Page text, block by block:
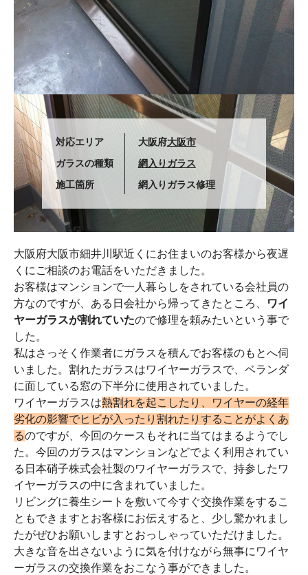
対応エリア 大阪府大阪市
ガラスの種類
網入りガラス
施工箇所
網入りガラス修理
大阪府大阪市細井川駅近くにお住まいのお客様から夜遅
くにご相談のお電話をいただきました。
お客様はマンションで一人暮らしをされている会社員の
方なのですが、ある日会社から帰ってきたところ、
ワイ
ヤーガラスが割れていたので修理を頼みたいという事で
した。
私はさっそく作業者にガラスを積んでお客様のもとへ伺
いました。割れたガラスはワイヤーガラスで、ベランダ
に面している窓の下半分に使用されていました。
ワイヤーガラスは熱割れを起こしたり、ワイヤーの経年
劣化の影響でヒビが入ったり割れたりすることがよくあ
るのですが、今回のケースもそれに当てはまるようでし
た。今回のガラスはマンションなどでよく利用されてい
る日本硝子株式会社製のワイヤーガラスで、持参したワ
イヤーガラスの中に含まれていました。
リビングに養生シートを敷いて今すぐ交換作業をするこ
ともできますとお客様にお伝えすると、少し驚かれまし
たがぜひお願いしますとおっしゃっていただけました。
大きな音を出さないように気を付けながら無事にワイヤ
ーガラスの交換作業をおこなう事ができました。